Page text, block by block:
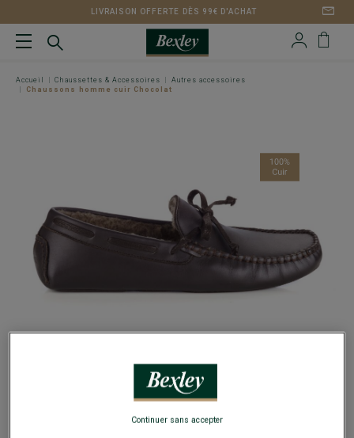
LIVRAISON OFFERTE DÈS 99€ D'ACHAT
Accueil Chaussettes & Accessoires
Autres accessoires
Chaussons homme cuir Chocolat
Continuer sans accepter